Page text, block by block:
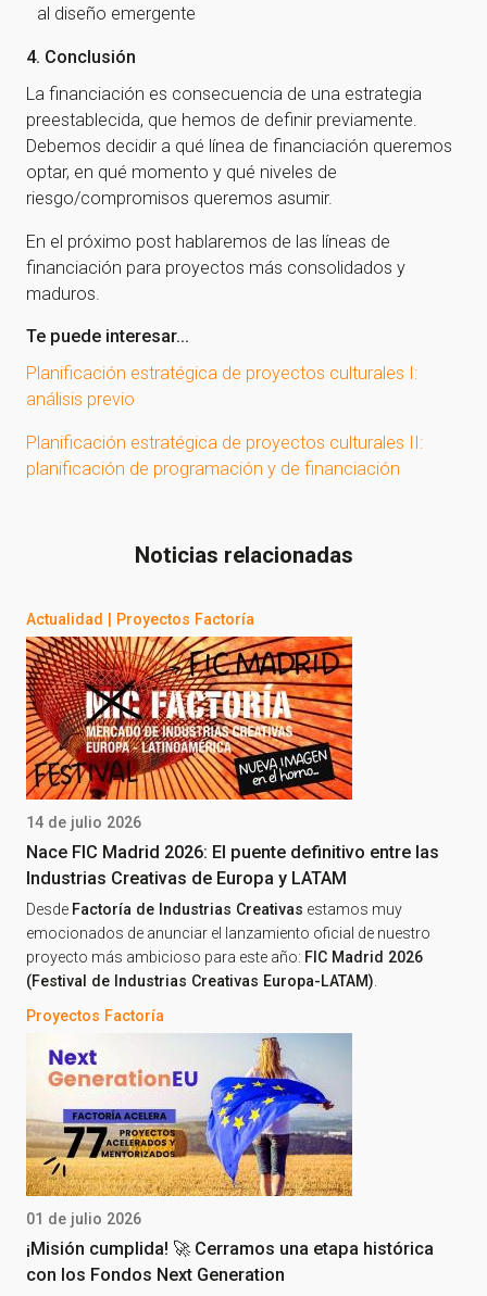
al diseño emergente
4. Conclusión
La financiación es consecuencia de una estrategia
preestablecida, que hemos de definir previamente.
Debemos decidir a qué línea de financiación queremos
optar, en qué momento y qué niveles de
riesgo/compromisos queremos asumir.
En el próximo post hablaremos de las líneas de
financiación para proyectos más consolidados y
maduros.
Te puede interesar...
Planificación estratégica de proyectos culturales I:
análisis previo
Planificación estratégica de proyectos culturales II:
planificación de programación y de financiación
Noticias relacionadas
Actualidad | Proyectos Factoría
14 de julio 2026
Nace FIC Madrid 2026: El puente definitivo entre las
Industrias Creativas de Europa y LATAM
Desde Factoría de Industrias Creativas estamos muy
emocionados de anunciar el lanzamiento oficial de nuestro
proyecto más ambicioso para este año: FIC Madrid 2026
(Festival de Industrias Creativas Europa-LATAM)
Proyectos Factoría
01 de julio 2026
¡Misión cumplida! 🚀 Cerramos una etapa histórica
con los Fondos Next Generation